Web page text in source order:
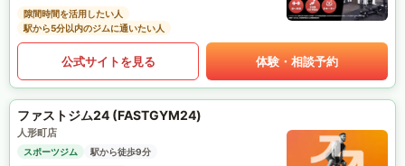
隙間時間を活用したい人
駅から5分以内のジムに通いたい人
公式サイトを見る 体験・相談予約
ファストジム24 (FASTGYM24)
人形町店
スポーツジム
駅から徒歩9分